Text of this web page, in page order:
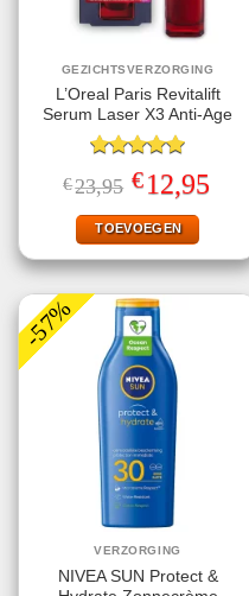
GEZICHTSVERZORGING
L’Oreal Paris Revitalift
Serum Laser X3 Anti-Age
Gewaardeerd
5.00uit 5
€23,95 Oorspronkelijke
prijs
was:
€23,95.
€12,95prijs
TOEVOEGEN
-57%
VERZORGING
NIVEA SUN Protect &